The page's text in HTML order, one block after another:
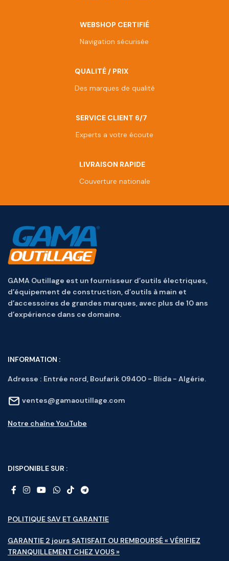
WEBSHOP CERTIFIÉ
Navigation sécurisée
QUALITÉ / PRIX
Des marques de qualité
SERVICE CLIENT 6/7
Experts a votre écoute
LIVRAISON RAPIDE
Couverture nationale
GAMA Outillage est un fournisseur d’outils électriques,
d’équipement de construction, d’outils à main et
d’accessoires de grandes marques, avec plus de 10 ans
d’expérience dans ce domaine.
INFORMATION :
Adresse : Entrée nord, Boufarik 09400 - Blida - Algérie.
ventes@gamaoutillage.com
Notre chaîne YouTube
DISPONIBLE SUR :
POLITIQUE SAV ET GARANTIE
GARANTIE 2 jours SATISFAIT OU REMBOURSÉ « VÉRIFIEZ
TRANQUILLEMENT CHEZ VOUS »